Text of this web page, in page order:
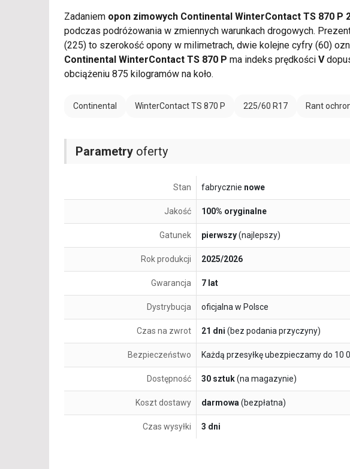
Zadaniem opon zimowych Continental WinterContact TS 870 P
podczas podróżowania w zmiennych warunkach drogowych.
(225) to szerokość opony w milimetrach, dwie kolejne cyfry (60)
Continental WinterContact TS 870 P ma indeks prędkości V
obciążeniu 875 kilogramów na koło.
Continental WinterContact TS 870 P 225/60 R17 Rant
Parametry oferty
Stan fabrycznie nowe
Jakość 100% oryginalne
Gatunek pierwszy(najlepszy)
Rok produkcji 2025/2026
Gwarancja 7 lat
Dystrybucja oficjalna w Polsce
Czas na zwrot 21 dni (bez podania przyczyny)
Bezpieczeństwo Każdą przesyłkę ubezpieczamy do 10
Dostępność 30 sztuk(na magazynie)
Koszt dostawy darmowa(bezpłatna)
Czas wysyłki 3 dni